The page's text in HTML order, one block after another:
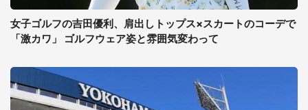
女子ゴルフの吉田優利、肩出しトップス×スカートのコーデで
「激カワ」 ゴルフウェア姿と雰囲気変わって